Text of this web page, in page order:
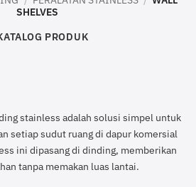
SHELVES
PRODUK
stainless adalah solusi simpel untuk
setiap sudut ruang di dapur komersial
ini dipasang di dinding, memberikan
tanpa memakan luas lantai.